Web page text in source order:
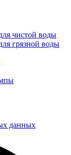
чистой воды
грязной воды
данных